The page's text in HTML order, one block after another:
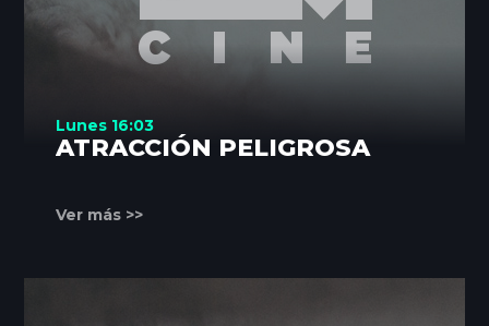
Lunes 16:03
ATRACCIÓN PELIGROSA
Ver más >>